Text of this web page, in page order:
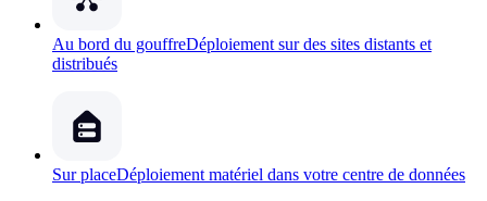
Au bord du gouffreDéploiement sur des sites distants et
distribués
Sur placeDéploiement matériel dans votre centre de données